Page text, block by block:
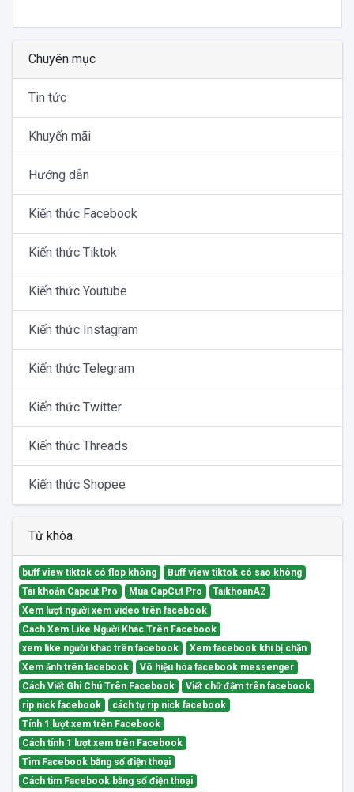
Chuyên mục
Tin tức
Khuyến mãi
Hướng dẫn
Kiến thức Facebook
Kiến thức Tiktok
Kiến thức Youtube
Kiến thức Instagram
Kiến thức Telegram
Kiến thức Twitter
Kiến thức Threads
Kiến thức Shopee
Từ khóa
buff view tiktok có flop không
Buff view tiktok có sao không
Tài khoản Capcut Pro
Mua CapCut Pro
TaikhoanAZ
Xem lượt người xem video trên facebook
Cách Xem Like Người Khác Trên Facebook
xem like người khác trên facebook
Xem facebook khi bị chặn
Xem ảnh trên facebook
Vô hiệu hóa facebook messenger
Cách Viết Ghi Chú Trên Facebook
Viết chữ đậm trên facebook
rip nick facebook
cách tự rip nick facebook
Tính 1 lượt xem trên Facebook
Cách tính 1 lượt xem trên Facebook
Tìm Facebook bằng số điện thoại
Cách tìm Facebook bằng số điện thoại